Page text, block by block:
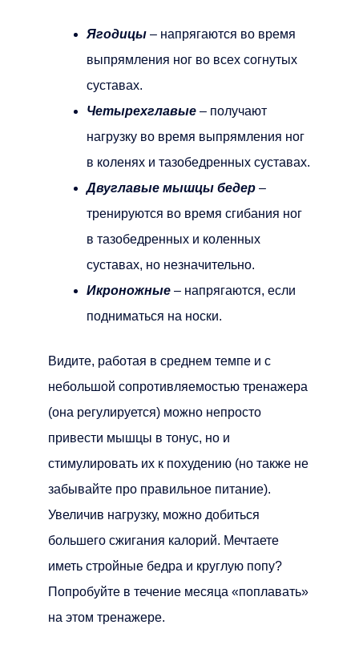
Ягодицы – напрягаются во время
выпрямления ног во всех согнутых
суставах.
Четырехглавые – получают
нагрузку во время выпрямления ног
в коленях и тазобедренных суставах.
Двуглавые мышцы бедер –
тренируются во время сгибания ног
в тазобедренных и коленных
суставах, но незначительно.
Икроножные – напрягаются, если
подниматься на носки.
Видите, работая в среднем темпе и с
небольшой сопротивляемостью тренажера
(она регулируется) можно непросто
привести мышцы в тонус, но и
стимулировать их к похудению (но также не
забывайте про правильное питание).
Увеличив нагрузку, можно добиться
большего сжигания калорий. Мечтаете
иметь стройные бедра и круглую попу?
Попробуйте в течение месяца «поплавать»
на этом тренажере.